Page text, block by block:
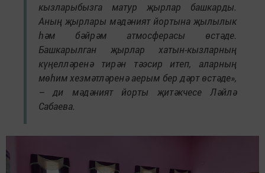
кызларыбызга матур җырлар башкарды.
Аның җырлары мәдәният йортына җылылык
һәм бәйрәм атмосферасы өстәде.
Башкарылган җырлар хатын-кызларның
күңелләренә тирән тәэсир итеп, аларның
мөһим хезмәтләренә аерым бер дәрт өстәде»,
– ди мәдәният йорты җитәкчесе Ләйлә
Сабаева.